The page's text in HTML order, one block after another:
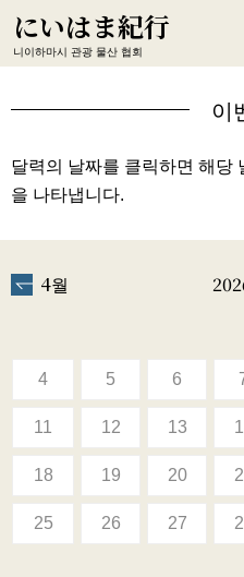
にいはま紀行
니이하마시 관광 물산 협회
이
달력의 날짜를 클릭하면 해당
을 나타냅니다.
4월
4 5 6
11 12 13
18 19 20
25 26 27